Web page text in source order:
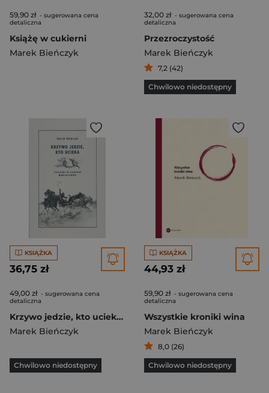
59,90 zł - sugerowana cena
detaliczna
Książę w cukierni
Marek Bieńczyk
32,00 zł - sugerowana cena
detaliczna
Przezroczystość
Marek Bieńczyk
7,2 (42)
Chwilowo niedostępny
KSIĄŻKA
36,75 zł
49,00 zł - sugerowana cena
detaliczna
Krzywo jedzie, kto ucieka Ucieczki w czsach romantyków
Marek Bieńczyk
Chwilowo niedostępny
KSIĄŻKA
44,93 zł
59,90 zł - sugerowana cena
detaliczna
Wszystkie kroniki wina
Marek Bieńczyk
8,0 (26)
Chwilowo niedostępny